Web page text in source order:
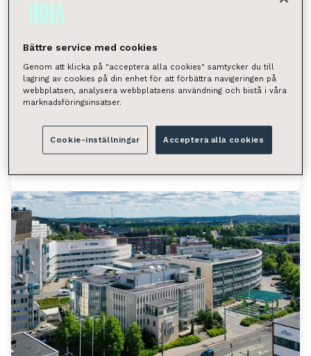
Hatanpään valtatie 18, Tampere
(Ratina)
Hatanpään valtatie 18, 33100 Tampere
Tilan tyyppi
Bättre service med cookies
Genom att klicka på "acceptera alla cookies" samtycker du till
lagring av cookies på din enhet för att förbättra navigeringen på
webbplatsen, analysera webbplatsens användning och bistå i våra
marknadsföringsinsatser.
Cookie-inställningar Acceptera alla cookies